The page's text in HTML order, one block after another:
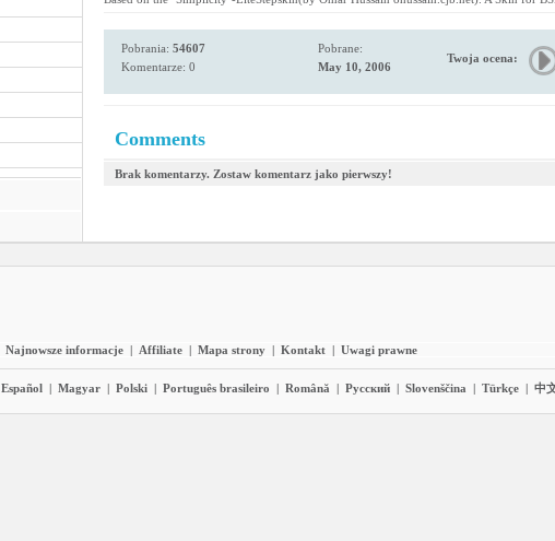
Pobrania: 54607
Komentarze: 0
Pobrane:
May 10, 2006
Twoja ocena:
Comments
Brak komentarzy. Zostaw komentarz jako pierwszy!
Najnowsze informacje | Affiliate | Mapa strony | Kontakt | Uwagi prawne
Español | Magyar | Polski | Português brasileiro | Română | Pyccĸий | Slovenščina | Türkçe | 中